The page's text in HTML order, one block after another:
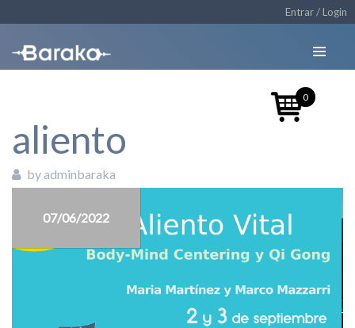
Entrar / Login
aliento
by adminbaraka
07/06/2022
0